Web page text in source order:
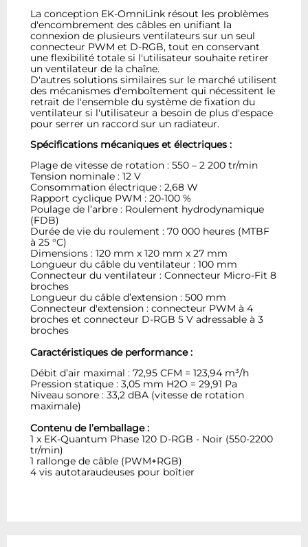
La conception EK-OmniLink résout les problèmes
d'encombrement des câbles en unifiant la
connexion de plusieurs ventilateurs sur un seul
connecteur PWM et D-RGB, tout en conservant
une flexibilité totale si l'utilisateur souhaite retirer
un ventilateur de la chaîne.
D'autres solutions similaires sur le marché utilisent
des mécanismes d'emboîtement qui nécessitent le
retrait de l'ensemble du système de fixation du
ventilateur si l'utilisateur a besoin de plus d'espace
pour serrer un raccord sur un radiateur.
Spécifications mécaniques et électriques :
Plage de vitesse de rotation : 550 – 2 200 tr/min
Tension nominale : 12 V
Consommation électrique : 2,68 W
Rapport cyclique PWM : 20-100 %
Poulage de l’arbre : Roulement hydrodynamique
(FDB)
Durée de vie du roulement : 70 000 heures (MTBF
à 25 °C)
Dimensions : 120 mm x 120 mm x 27 mm
Longueur du câble du ventilateur : 100 mm
Connecteur du ventilateur : Connecteur Micro-Fit 8
broches
Longueur du câble d’extension : 500 mm
Connecteur d'extension : connecteur PWM à 4
broches et connecteur D-RGB 5 V adressable à 3
broches
Caractéristiques de performance :
Débit d’air maximal : 72,95 CFM = 123,94 m³/h
Pression statique : 3,05 mm H2O = 29,91 Pa
Niveau sonore : 33,2 dBA (vitesse de rotation
maximale)
Contenu de l’emballage :
1 x EK-Quantum Phase 120 D-RGB - Noir (550-2200
tr/min)
1 rallonge de câble (PWM+RGB)
4 vis autotaraudeuses pour boîtier